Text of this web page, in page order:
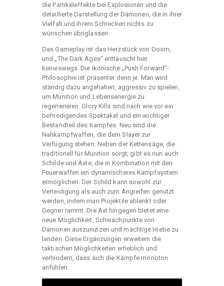
die Partikeleffekte bei Explosionen und die
detaillierte Darstellung der Dämonen, die in ihrer
Vielfalt und ihrem Schrecken nichts zu
wünschen übriglassen.
Das Gameplay ist das Herzstück von Doom,
und „The Dark Ages“ enttäuscht hier
keineswegs. Die ikonische „Push Forward“-
Philosophie ist präsenter denn je. Man wird
ständig dazu angehalten, aggressiv zu spielen,
um Munition und Lebensenergie zu
regenerieren. Glory Kills sind nach wie vor ein
befriedigendes Spektakel und ein wichtiger
Bestandteil des Kampfes. Neu sind die
Nahkampfwaffen, die dem Slayer zur
Verfügung stehen. Neben der Kettensäge, die
traditionell für Munition sorgt, gibt es nun auch
Schilde und Äxte, die in Kombination mit den
Feuerwaffen ein dynamischeres Kampfsystem
ermöglichen. Der Schild kann sowohl zur
Verteidigung als auch zum Angreifen genutzt
werden, indem man Projektile ablenkt oder
Gegner rammt. Die Axt hingegen bietet eine
neue Möglichkeit, Schwachpunkte von
Dämonen auszunutzen und mächtige Hiebe zu
landen. Diese Ergänzungen erweitern die
taktischen Möglichkeiten erheblich und
verhindern, dass sich die Kämpfe monoton
anfühlen.